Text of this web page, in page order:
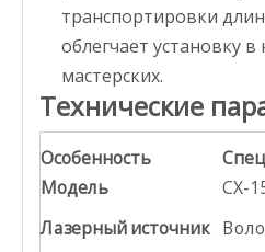
транспортировки
облегчает установку
мастерских.
Технические
Особенность
Модель
CX-
Лазерный источник